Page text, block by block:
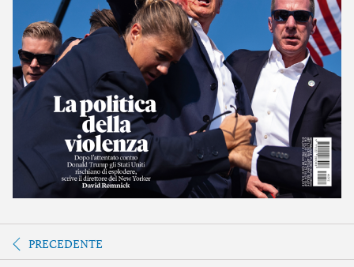
PRECEDENTE